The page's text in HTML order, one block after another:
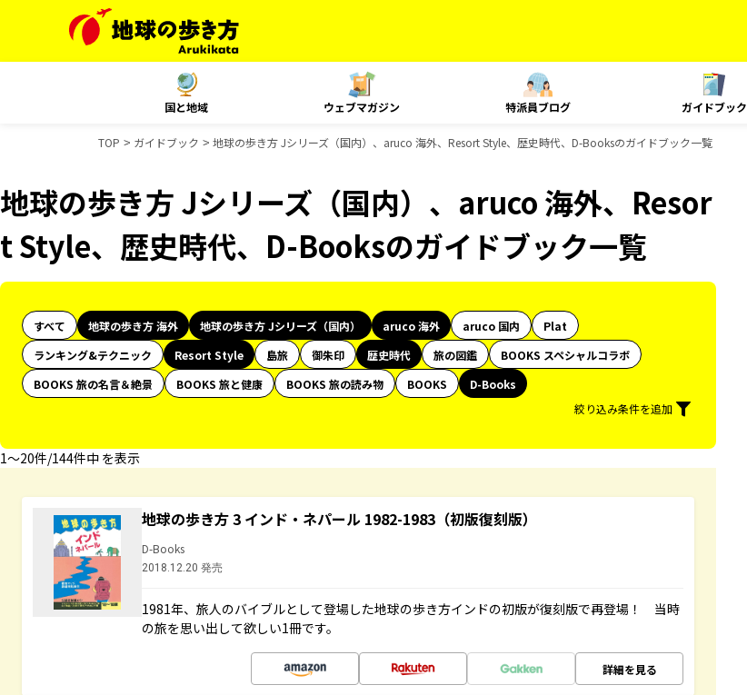
国と地域 ウェブマガジン 特派員ブログ ガイドブック
TOP ガイドブック 地球の歩き方 Jシリーズ（国内）、aruco 海外、Resort Style、歴史時代、D-Booksのガイドブック一覧
地球の歩き方 Jシリーズ（国内）、aruco 海外、Resor
t Style、歴史時代、D-Booksのガイドブック一覧
すべて 地球の歩き方 海外 地球の歩き方 Jシリーズ（国内） aruco 海外 aruco 国内
Plat
ランキング&テクニック
Resort Style 島旅 御朱印 歴史時代 旅の図鑑
BOOKS スペシャルコラボ
BOOKS 旅の名言＆絶景
BOOKS 旅と健康 BOOKS 旅の読み物 BOOKS
D-Books
絞り込み条件を追加
1〜20件/144件中 を表示
地球の歩き方 3 インド・ネパール 1982-1983（初版復刻版）
D-Books
2018.12.20 発売
1981年、旅人のバイブルとして登場した地球の歩き方インドの初版が復刻版で再登場！ 当時
の旅を思い出して欲しい1冊です。
詳細を見る